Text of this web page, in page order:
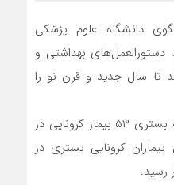
دانشگاه علوم پزشکی
دستورالعمل‌های بهداشتی و
تا سال جدید و قرن نو را
دکتر فردین مهرابیان با اشاره به بستری ۵۳ بیمار کرونایی در
کرونایی بستری در